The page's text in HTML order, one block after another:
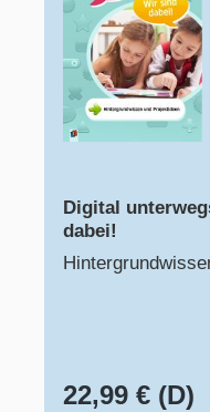
Digital
dabei!
22,99 € (D)